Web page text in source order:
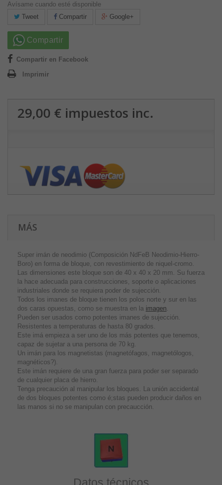
Avísame cuando esté disponible
Tweet
Compartir Google+
Compartir
Compartir en Facebook
Imprimir
29,00 € impuestos inc.
MÁS
Super imán de neodimio (Composición NdFeB Neodimio-Hierro-
Boro) en forma de bloque, con revestimiento de niquel-cromo.
Las dimensiones este bloque son de 40 x 40 x 20 mm. Su fuerza
la hace adecuada para construcciones, soporte o aplicaciones
industriales donde se requiera poder de sujección.
Todos los imanes de bloque tienen los polos norte y sur en las
dos caras opuestas, como se muestra en la imagen.
Pueden ser usados como potentes imanes de sujección.
Resistentes a temperaturas de hasta 80 grados.
Este imá empieza a ser uno de los más potentes que tenemos,
capaz de sujetar a una persona de 70 kg.
Un imán para los magnetistas (magnetófagos, magnetólogos,
magnéticos?).
Este imán requiere de una gran fuerza para poder ser separado
de cualquier placa de hierro.
Tenga precaución al manipular los bloques. La unión accidental
de dos bloques potentes como é;stas pueden producir daños en
las manos si no se manipulan con precaucción.